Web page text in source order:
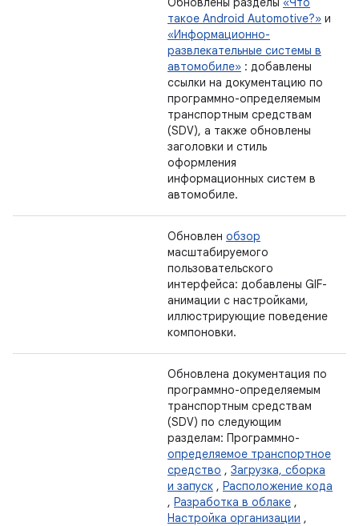
такое Android Automotive?» и
«Информационно-
развлекательные системы в
автомобиле» : добавлены
ссылки на документацию по
программно-определяемым
транспортным средствам
(SDV), а также обновлены
заголовки и стиль
оформления
информационных систем в
автомобиле.
Обновлен обзор
масштабируемого
пользовательского
интерфейса: добавлены GIF-
анимации с настройками,
иллюстрирующие поведение
компоновки.
Обновлена ​​документация по
программно-определяемым
транспортным средствам
(SDV) по следующим
разделам: Программно-
определяемое транспортное
средство , Загрузка, сборка
и запуск , Расположение кода
, Разработка в облаке ,
Настройка организации ,